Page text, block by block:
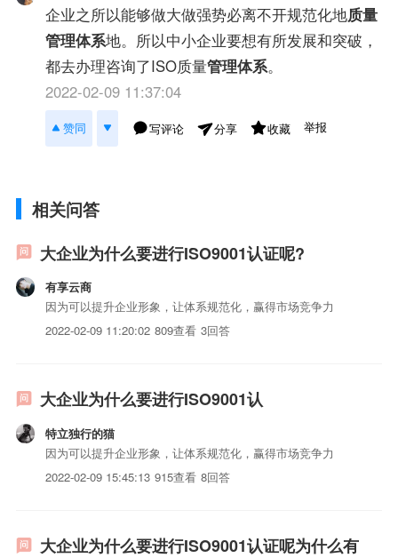
企业之所以能够做大做强势必离不开规范化地质量
管理体系地。所以中小企业要想有所发展和突破，
都去办理咨询了ISO质量管理体系。
2022-02-09 11:37:04
赞同 写评论 分享 收藏 举报
相关问答
大企业为什么要进行ISO9001认证呢?
有享云商
因为可以提升企业形象，让体系规范化，赢得市场竞争力
2022-02-09 11:20:02 809查看 3回答
大企业为什么要进行ISO9001认
特立独行的猫
因为可以提升企业形象，让体系规范化，赢得市场竞争力
2022-02-09 15:45:13 915查看 8回答
大企业为什么要进行ISO9001认证呢为什么有